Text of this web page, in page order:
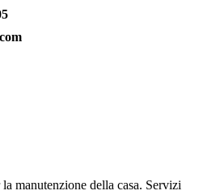
manutenzione della casa. Servizi